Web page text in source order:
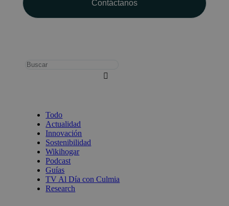
Busca:
Todo
Actualidad
Innovación
Sostenibilidad
Wikihogar
Podcast
Guías
TV Al Día con Culmia
Research